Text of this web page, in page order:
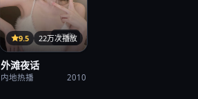
37集
9.5 22万次播放
外滩夜话
内地热播 2010